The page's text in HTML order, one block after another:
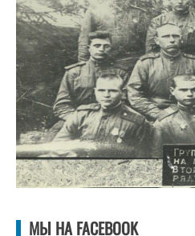
МЫ НА FACEBOOK